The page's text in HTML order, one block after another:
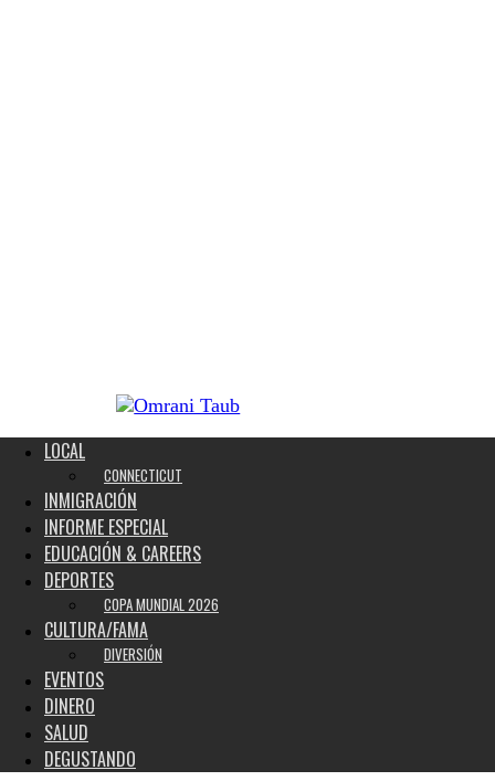
LOCAL
CONNECTICUT
INMIGRACIÓN
INFORME ESPECIAL
EDUCACIÓN & CAREERS
DEPORTES
COPA MUNDIAL 2026
CULTURA/FAMA
DIVERSIÓN
EVENTOS
DINERO
SALUD
DEGUSTANDO